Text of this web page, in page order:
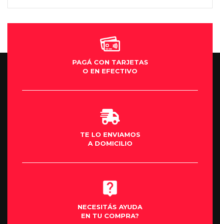
Moto una máquina mi sueño así que el
PAGÁ CON TARJETAS
O EN EFECTIVO
TE LO ENVIAMOS
A DOMICILIO
NECESITÁS AYUDA
EN TU COMPRA?